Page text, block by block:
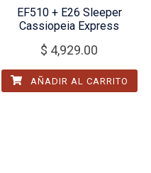
EF510 + E26 Sleeper
Cassiopeia Express
$ 4,929.00
AÑADIR AL CARRITO